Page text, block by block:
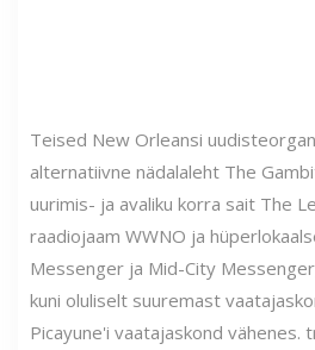
Teised New Orleansi
alternatiivne nädalaleht The
uurimis- ja avaliku korra sait The
raadiojaam WWNO ja
Messenger ja Mid-City
kuni oluliselt suuremast
Picayune'i vaatajaskond vähenes.